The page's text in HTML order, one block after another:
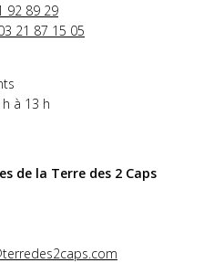
92 89 29
21 87 15 05
à 13 h
de la Terre des 2 Caps